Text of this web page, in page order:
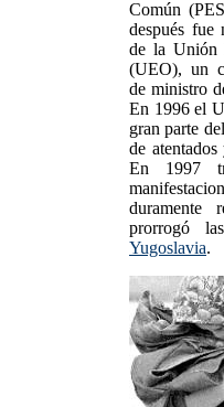
Común
después fue
de la Unión
(UEO), un
de ministro
En 1996 el
gran parte
de atentados
En 1997
duramente
prorrogó
Yugoslavia.